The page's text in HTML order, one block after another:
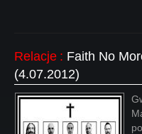
Relacje : Faith No
(4.07.2012)